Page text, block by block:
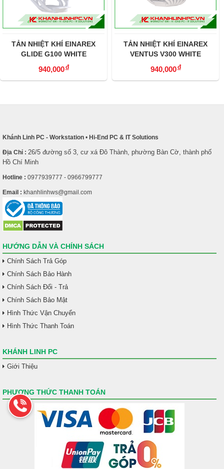
TẢN NHIỆT KHÍ EINAREX
GLIDE G100 WHITE
940,000đ
TẢN NHIỆT KHÍ EINAREX
VENTUS V300 WHITE
940,000đ
Khánh Linh PC - Workstation • Hi-End PC & IT Solutions
Địa Chỉ : 26/5 đường số 3, cư xá Đô Thành, phường Bàn Cờ, thành phố
Hồ Chí Minh
Hotline : 0977939777 - 0966799777
Email : khanhlinhws@gmail.com
HƯỚNG DẪN VÀ CHÍNH SÁCH
Chính Sách Trả Góp
Chính Sách Bảo Hành
Chính Sách Đổi - Trả
Chính Sách Bảo Mật
Hình Thức Vận Chuyển
Hình Thức Thanh Toán
KHÁNH LINH PC
Giới Thiệu
PHƯƠNG THỨC THANH TOÁN